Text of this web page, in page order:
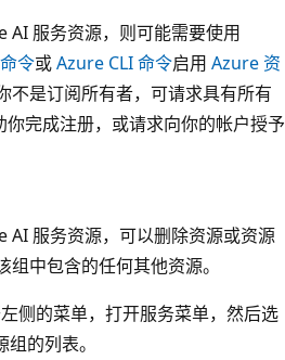
AI 服务资源，则可能需要使用
令或Azure CLI 命令启用 Azure 资
不是订阅所有者，可请求具有所有
完成注册，或请求向你的帐户授予
AI 服务资源，可以删除资源或资源
中包含的任何其他资源。
侧的菜单，打开服务菜单，然后选
的列表。